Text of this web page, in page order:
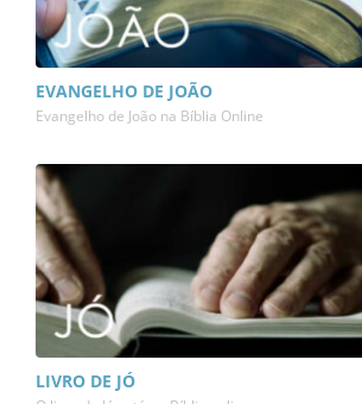
EVANGELHO DE JOÃO
Evangelho de João na Bíblia Online
LIVRO DE JÓ